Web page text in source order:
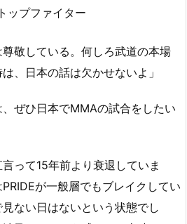
尊敬している。何しろ武道の本場
、日本の話は欠かせないよ」
ぜひ日本でMMAの試合をしたい
って15年前より衰退していま
が一般層でもブレイクしてい
ない日はないという状態でし